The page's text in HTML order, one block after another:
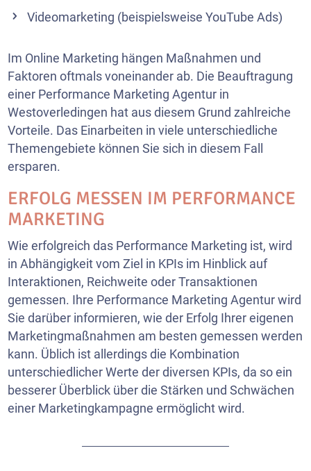
Videomarketing (beispielsweise YouTube Ads)
Im Online Marketing hängen Maßnahmen und
Faktoren oftmals voneinander ab. Die Beauftragung
einer Performance Marketing Agentur in
Westoverledingen hat aus diesem Grund zahlreiche
Vorteile. Das Einarbeiten in viele unterschiedliche
Themengebiete können Sie sich in diesem Fall
ersparen.
ERFOLG MESSEN IM PERFORMANCE
MARKETING
Wie erfolgreich das Performance Marketing ist, wird
in Abhängigkeit vom Ziel in KPIs im Hinblick auf
Interaktionen, Reichweite oder Transaktionen
gemessen. Ihre Performance Marketing Agentur wird
Sie darüber informieren, wie der Erfolg Ihrer eigenen
Marketingmaßnahmen am besten gemessen werden
kann. Üblich ist allerdings die Kombination
unterschiedlicher Werte der diversen KPIs, da so ein
besserer Überblick über die Stärken und Schwächen
einer Marketingkampagne ermöglicht wird.